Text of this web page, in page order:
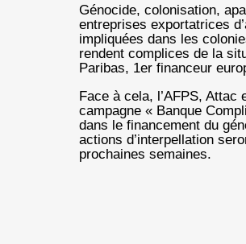
Génocide, colonisation,
entreprises exportatrices
impliquées dans les
rendent complices de la
Paribas, 1er financeur
Face à cela, l’AFPS, Attac
campagne « Banque
dans le financement du
actions d’interpellation
prochaines semaines.